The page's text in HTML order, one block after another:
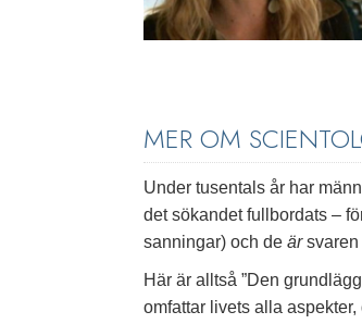
MER OM
Under tusentals år har
det sökandet fullbordats –
sanningar) och de ärsvaren
Här är alltså ”Den
omfattar livets alla aspekter,